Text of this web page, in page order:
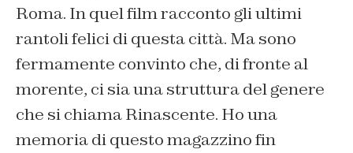
Roma. In quel film racconto gli ultimi
rantoli felici di questa città. Ma sono
fermamente convinto che, di fronte al
morente, ci sia una struttura del genere
che si chiama Rinascente. Ho una
memoria di questo magazzino fin